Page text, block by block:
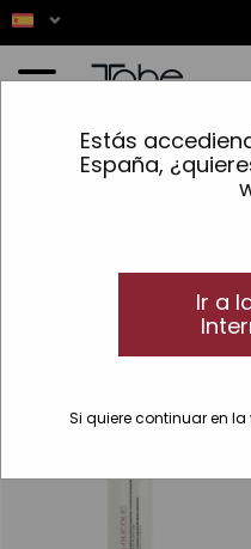
Estás
España,
Ir a
Si quiere continuar en
✨ LOS
K-Glicolic
Brillo intenso
Con ácido glicólico,